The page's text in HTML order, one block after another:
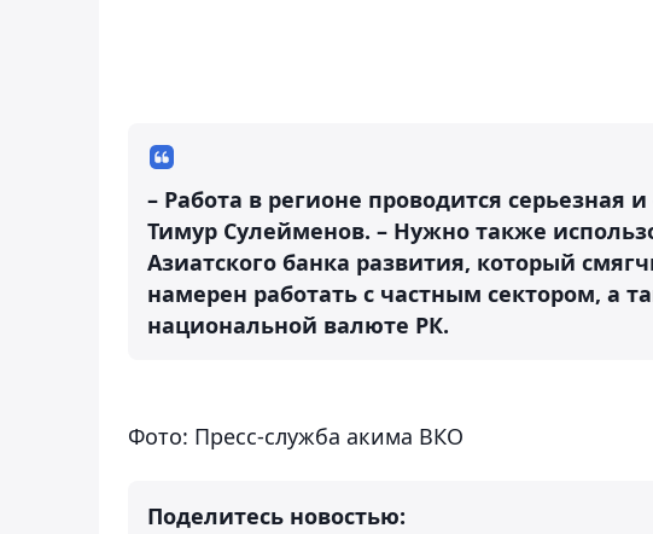
– Работа в регионе проводится серьезная
Тимур Сулейменов. – Нужно также
Азиатского банка развития, который
намерен работать с частным сектором, а
национальной валюте РК.
Фото: Пресс-служба акима ВКО
Поделитесь новостью: